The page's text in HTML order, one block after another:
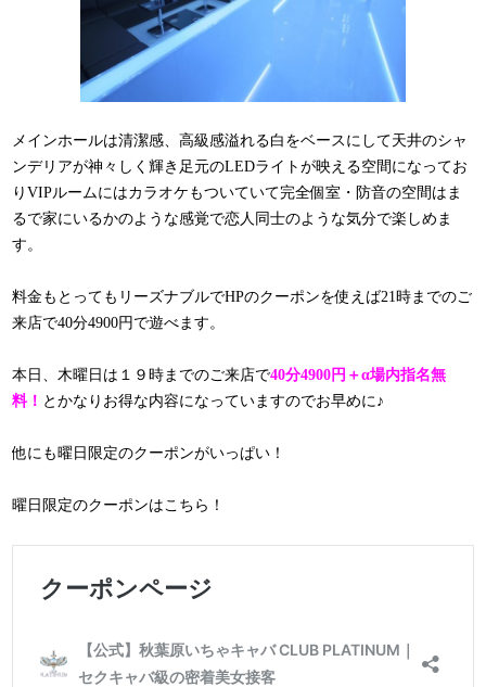
メインホールは清潔感、高級感溢れる白をベースにして天井のシャ
ンデリアが神々しく輝き足元のLEDライトが映える空間になってお
りVIPルームにはカラオケもついていて完全個室・防音の空間はま
るで家にいるかのような感覚で恋人同士のような気分で楽しめま
す。
料金もとってもリーズナブルでHPのクーポンを使えば21時までのご
来店で40分4900円で遊べます。
本日、木曜日は１９時までのご来店で40分4900円＋α場内指名無
料！ とかなりお得な内容になっていますのでお早めに♪
他にも曜日限定のクーポンがいっぱい！
曜日限定のクーポンはこちら！